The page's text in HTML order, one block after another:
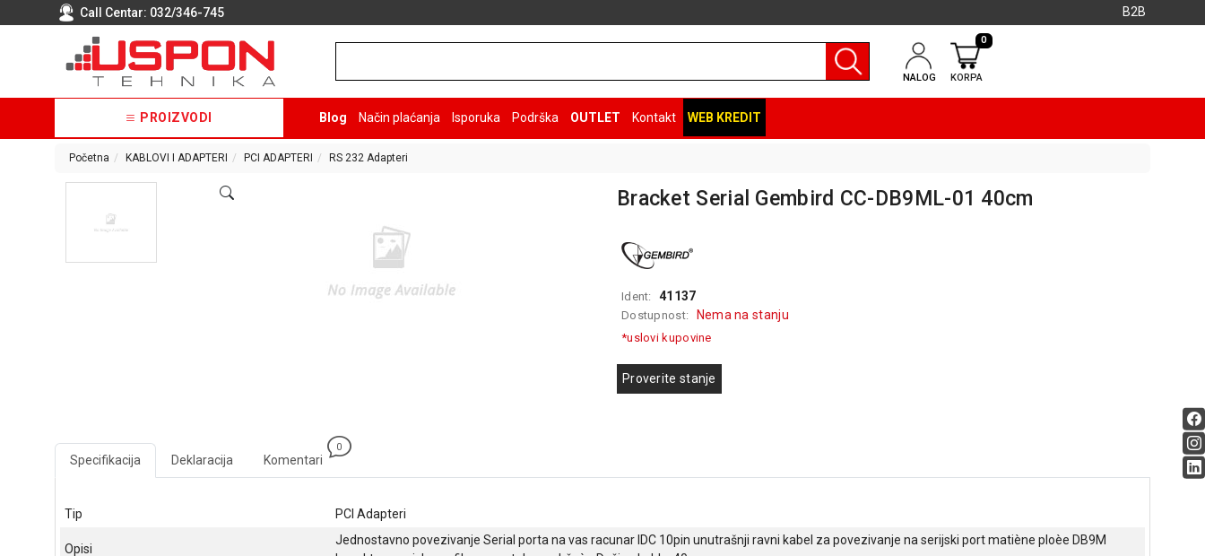
Call Centar: 032/346-745 B2B
NALOG KORPA
0
PROIZVODI Blog Način plaćanja Isporuka Podrška OUTLET Kontakt WEB KREDIT
Početna KABLOVI I ADAPTERI PCI ADAPTERI RS 232 Adapteri
Bracket Serial Gembird CC-DB9ML-01 40cm
Ident: 41137
Dostupnost: Nema na stanju
*uslovi kupovine
Proverite stanje
Specifikacija Deklaracija Komentari
0
Tip PCI Adapteri
Opisi
Jednostavno povezivanje Serial porta na vas racunar IDC 10pin unutrašnji ravni kabel za povezivanje na serijski port matiène ploèe DB9M